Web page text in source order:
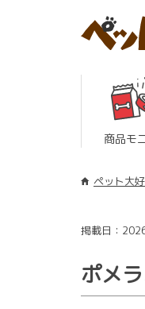
商品モ
ペット大好
掲載日：
ポメ